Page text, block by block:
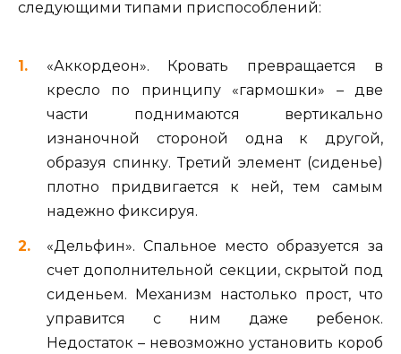
следующими типами приспособлений:
«Аккордеон». Кровать превращается в
кресло по принципу «гармошки» – две
части поднимаются вертикально
изнаночной стороной одна к другой,
образуя спинку. Третий элемент (сиденье)
плотно придвигается к ней, тем самым
надежно фиксируя.
«Дельфин». Спальное место образуется за
счет дополнительной секции, скрытой под
сиденьем. Механизм настолько прост, что
управится с ним даже ребенок.
Недостаток – невозможно установить короб